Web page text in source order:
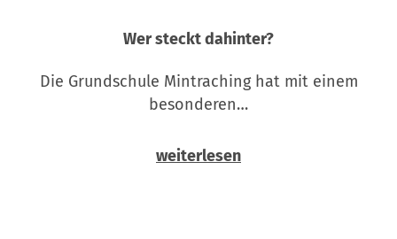
Wer steckt dahinter?
Die Grundschule Mintraching hat mit einem
besonderen…
weiterlesen